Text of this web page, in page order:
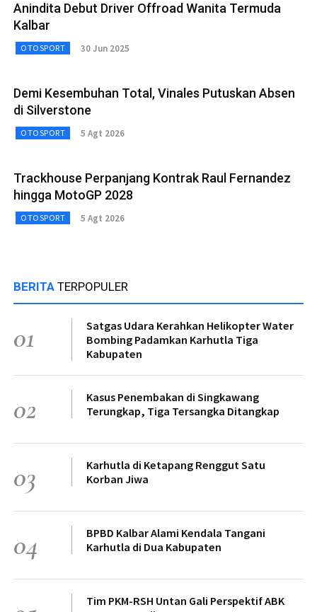
Anindita Debut Driver Offroad Wanita Termuda
Kalbar
OTOSPORT 30 Jun 2025
Demi Kesembuhan Total, Vinales Putuskan Absen
di Silverstone
OTOSPORT 5 Agt 2026
Trackhouse Perpanjang Kontrak Raul Fernandez
hingga MotoGP 2028
OTOSPORT 5 Agt 2026
BERITA TERPOPULER
01
Satgas Udara Kerahkan Helikopter Water
Bombing Padamkan Karhutla Tiga
Kabupaten
02
Kasus Penembakan di Singkawang
Terungkap, Tiga Tersangka Ditangkap
03
Karhutla di Ketapang Renggut Satu
Korban Jiwa
04
BPBD Kalbar Alami Kendala Tangani
Karhutla di Dua Kabupaten
Tim PKM-RSH Untan Gali Perspektif ABK